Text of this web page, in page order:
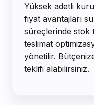
Yüksek adetli
fiyat avantajları
süreçlerinde stok
teslimat
yönetilir.
teklifi alabilirsiniz.